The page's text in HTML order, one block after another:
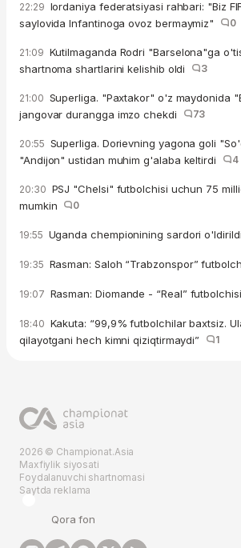
22:29 Iordaniya federatsiyasi rahbari: "Biz
saylovida Infantinoga ovoz bermaymiz"
0
21:09 Kutilmaganda Rodri "Barselona"ga
shartnoma shartlarini kelishib oldi
3
21:00 Superliga. "Paxtakor" o'z maydonida
jangovar durangga imzo chekdi
73
20:55 Superliga. Dorievning yagona goli
"Andijon" ustidan muhim g'alaba keltirdi
4
20:30 PSJ "Chelsi" futbolchisi uchun 75
mumkin
0
19:55 Uganda chempionining sardori
19:35 Rasman: Saloh “Trabzonspor”
19:07 Rasman: Diomande - “Real”
18:40 Kakuta: “99,9% futbolchilar baxtsiz.
qilayotgani hech kimni qiziqtirmaydi”
1
2026 © Championat.Asia
Maxfiylik siyosati
Foydalanuvchi shartnomasi
Saytda reklama
Qora fon